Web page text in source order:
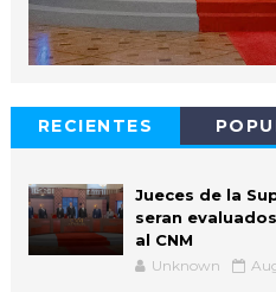
RECIENTES
Jueces de la
seran
al CNM
Unknown